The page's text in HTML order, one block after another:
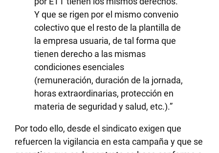
Y que se rigen por el mismo convenio
colectivo que el resto de la plantilla de
la empresa usuaria, de tal forma que
tienen derecho a las mismas
condiciones esenciales
(remuneración, duración de la jornada,
horas extraordinarias, protección en
materia de seguridad y salud, etc.).”
Por todo ello, desde el sindicato exigen que
refuercen la vigilancia en esta campaña y que se